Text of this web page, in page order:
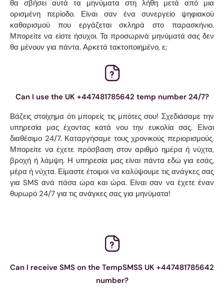
θα σβήσει αυτά τα μηνύματα στη λήθη μετά από μια
ορισμένη περίοδο. Είναι σαν ένα συνεργείο ψηφιακού
καθαρισμού που εργάζεται σκληρά στο παρασκήνιο.
Μπορείτε να είστε ήσυχοι. Τα προσωρινά μηνύματά σας δεν
θα μένουν για πάντα. Αρκετά τακτοποιημένο, ε;
Can I use the UK +447481785642 temp number 24/7?
Βάζεις στοίχημα ότι μπορείς τις μπότες σου! Σχεδιάσαμε την
υπηρεσία μας έχοντας κατά νου την ευκολία σας. Είναι
διαθέσιμο 24/7. Καταργήσαμε τους χρονικούς περιορισμούς.
Μπορείτε να έχετε πρόσβαση στον αριθμό ημέρα ή νύχτα,
βροχή ή λάμψη. Η υπηρεσία μας είναι πάντα εδώ για εσάς,
μέρα ή νύχτα. Είμαστε έτοιμοι να καλύψουμε τις ανάγκες σας
για SMS ανά πάσα ώρα και ώρα. Είναι σαν να έχετε έναν
θυρωρό 24/7 για τις ανάγκες σας για μηνύματα!
Can I receive SMS on the TempSMSS UK +447481785642
number?